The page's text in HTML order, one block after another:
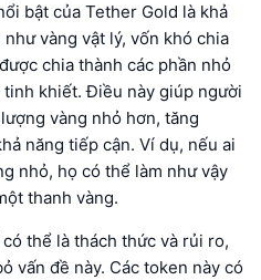
bật của Tether Gold là khả
vàng vật lý, vốn khó chia
chia thành các phần nhỏ
khiết. Điều này giúp người
vàng nhỏ hơn, tăng
năng tiếp cận. Ví dụ, nếu ai
nhỏ, họ có thể làm như vậy
thanh vàng.
thể là thách thức và rủi ro,
vấn đề này. Các token này có